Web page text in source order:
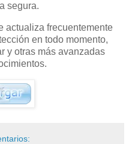
segura.
actualiza frecuentemente
en todo momento,
y otras más avanzadas